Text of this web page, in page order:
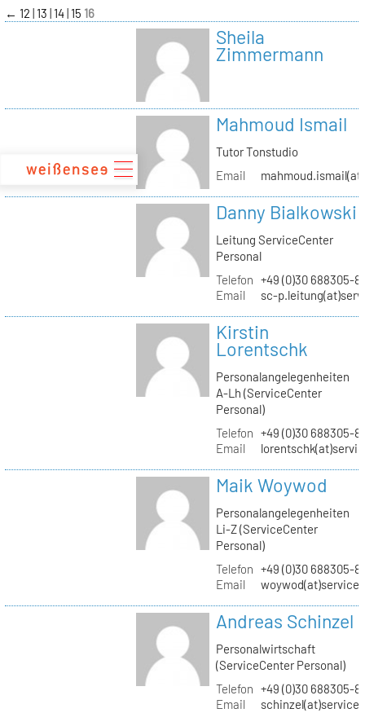
zum
Inhalt
← 12 13 14 15 16
Sheila
Zimmermann
Mahmoud Ismail
Tutor Tonstudio
Email
Danny Bialkowski
Leitung ServiceCenter
Personal
Telefon +49 (0)30 688305-
Email
sc-
Kirstin
Lorentschk
Personalangelegenheiten
A-Lh (ServiceCenter
Personal)
Telefon +49 (0)30 688305-
Email
Maik Woywod
Personalangelegenheiten
Li-Z (ServiceCenter
Personal)
Telefon +49 (0)30 688305-
Email
Andreas Schinzel
Personalwirtschaft
(ServiceCenter Personal)
Telefon +49 (0)30 688305-
Email